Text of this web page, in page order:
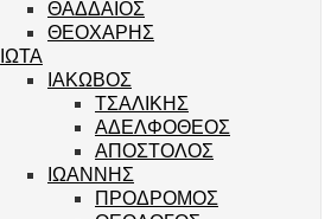
ΘΑΔΔΑΙΟΣ
ΘΕΟΧΑΡΗΣ
ΙΩΤΑ
ΙΑΚΩΒΟΣ
ΤΣΑΛΙΚΗΣ
ΑΔΕΛΦΟΘΕΟΣ
ΑΠΟΣΤΟΛΟΣ
ΙΩΑΝΝΗΣ
ΠΡΟΔΡΟΜΟΣ